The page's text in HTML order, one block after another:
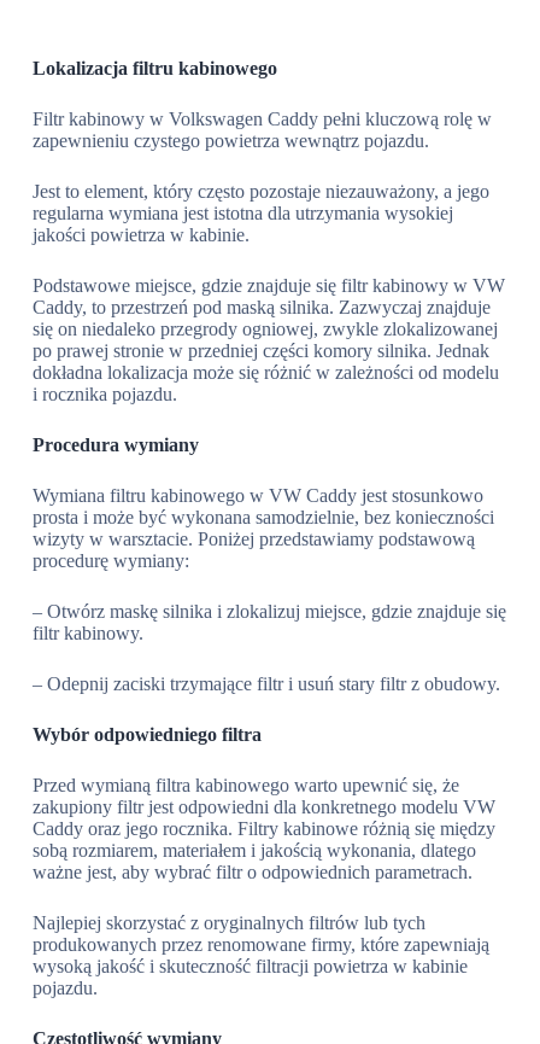
Lokalizacja filtru kabinowego
Filtr kabinowy w Volkswagen Caddy pełni kluczową rolę w
zapewnieniu czystego powietrza wewnątrz pojazdu.
Jest to element, który często pozostaje niezauważony, a jego
regularna wymiana jest istotna dla utrzymania wysokiej
jakości powietrza w kabinie.
Podstawowe miejsce, gdzie znajduje się filtr kabinowy w VW
Caddy, to przestrzeń pod maską silnika. Zazwyczaj znajduje
się on niedaleko przegrody ogniowej, zwykle zlokalizowanej
po prawej stronie w przedniej części komory silnika. Jednak
dokładna lokalizacja może się różnić w zależności od modelu
i rocznika pojazdu.
Procedura wymiany
Wymiana filtru kabinowego w VW Caddy jest stosunkowo
prosta i może być wykonana samodzielnie, bez konieczności
wizyty w warsztacie. Poniżej przedstawiamy podstawową
procedurę wymiany:
– Otwórz maskę silnika i zlokalizuj miejsce, gdzie znajduje się
filtr kabinowy.
– Odepnij zaciski trzymające filtr i usuń stary filtr z obudowy.
Wybór odpowiedniego filtra
Przed wymianą filtra kabinowego warto upewnić się, że
zakupiony filtr jest odpowiedni dla konkretnego modelu VW
Caddy oraz jego rocznika. Filtry kabinowe różnią się między
sobą rozmiarem, materiałem i jakością wykonania, dlatego
ważne jest, aby wybrać filtr o odpowiednich parametrach.
Najlepiej skorzystać z oryginalnych filtrów lub tych
produkowanych przez renomowane firmy, które zapewniają
wysoką jakość i skuteczność filtracji powietrza w kabinie
pojazdu.
Częstotliwość wymiany